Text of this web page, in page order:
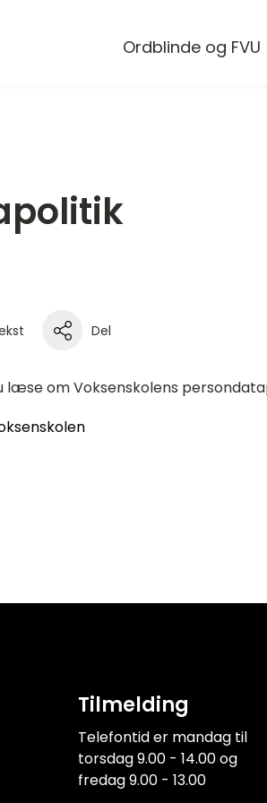
Ordblinde og FVU
Del
læse om Voksenskolens
Tilmelding
Telefontid er mandag til
torsdag 9.00 - 14.00
fredag 9.00 - 13.00